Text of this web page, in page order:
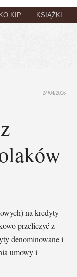
KIP KSIĄŻKI
24/04/2016
na kredyty
przeliczyć z
denominowane i
umowy i